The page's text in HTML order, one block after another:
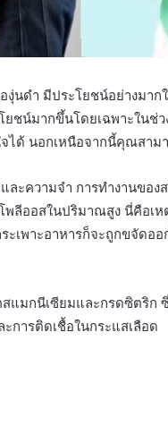
นดำ มีประโยชน์อย่างมา
ยชน์มากขึ้นโดยเฉพาะใน
ได้ นอกเหนือจากนี้คุณสา
ละความจำ การทำงานขอ
ลีออสในปริมาณสูง นี่คือเห
เพาะอาหารก็จะถูกขจัดออ
แมกนีเซียมและกรดซิตริก
การติดเชื้อในกระแสเลือด